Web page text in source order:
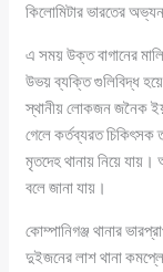
কিলোমিটার ভারতের
এ সময় উক্ত বাগানের
উভয় ব্যক্তি গুলিবিদ্ধ
স্থানীয় লোকজন জনৈক
গেলে কর্তব্যরত চিকিৎসক
মৃতদেহ থানায় নিয়ে
বলে জানা যায়।
কোম্পানিগঞ্জ থানার
দুইজনের লাশ থানা